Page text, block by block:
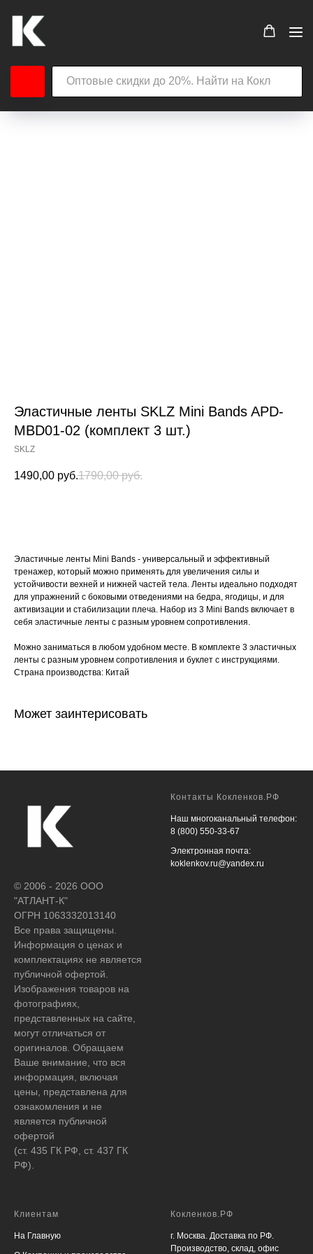
Эластичные ленты SKLZ Mini Bands APD-
MBD01-02 (комплект 3 шт.)
SKLZ
1490,00 руб.1790,00 руб.
Эластичные ленты Mini Bands - универсальный и эффективный
тренажер, который можно применять для увеличения силы и
устойчивости вехней и нижней частей тела. Ленты идеально подходят
для упражнений с боковыми отведениями на бедра, ягодицы, и для
активизации и стабилизации плеча. Набор из 3 Mini Bands включает в
себя эластичные ленты с разным уровнем сопротивления.
Можно заниматься в любом удобном месте. В комплекте 3 эластичных
ленты с разным уровнем сопротивления и буклет с инструкциями.
Страна производства: Китай
Может заинтерисовать
© 2006 - 2026 ООО
"АТЛАНТ-К"
ОГРН 1063332013140
Все права защищены.
Информация о ценах и
комплектациях не является
публичной офертой.
Изображения товаров на
фотографиях,
представленных на сайте,
могут отличаться от
оригиналов. Обращаем
Ваше внимание, что вся
информация, включая
цены, представлена для
ознакомления и не
является публичной
офертой
(ст. 435 ГК РФ, ст. 437 ГК
РФ).
Контакты Кокленков.РФ
Наш многоканальный телефон:
8 (800) 550-33-67
Электронная почта:
koklenkov.ru@yandex.ru
Клиентам
На Главную
Кокленков.РФ
г. Москва. Доставка по РФ.
Производство, склад, офис